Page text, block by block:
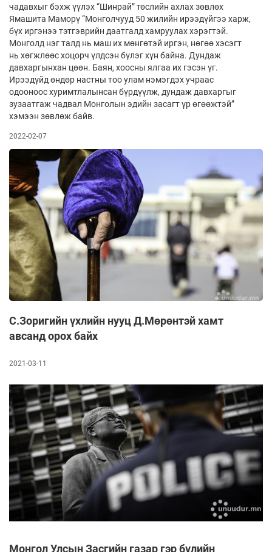
чадавхыг бэхж үүлэх “Шинрай” төслийн ахлах зөвлөх
Ямашита Маморү “Монголчууд 50 жилийн ирээдүйгээ харж,
бүх иргэнээ тэтгэврийн даатгалд хамруулах хэрэгтэй.
Монголд нэг талд нь маш их мөнгөтэй иргэн, нөгөө хэсэгт
нь хөгжлөөс хоцорч үлдсэн бүлэг хүн байна. Дундаж
давхаргынхан цөөн. Баян, хоосны ялгаа их гэсэн үг.
Ирээдүйд өндөр настны тоо улам нэмэгдэх учраас
одооноос хуримтлалынсан бүрдүүлж, дундаж давхаргыг
зузаатгаж чадвал Монголын эдийн засагт үр өгөөжтэй”
хэмээн зөвлөж байв.
2022-02-07
С.Зоригийн үхлийн нууц Д.Мөрөнтэй хамт
авсанд орох байх
2021-03-11
Монгол Улсын Засгийн газар гэр бүлийн